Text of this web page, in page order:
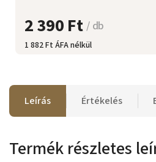
2 390 Ft/ db
1 882 Ft ÁFA nélkül
Leírás Értékelés
Termék részletes